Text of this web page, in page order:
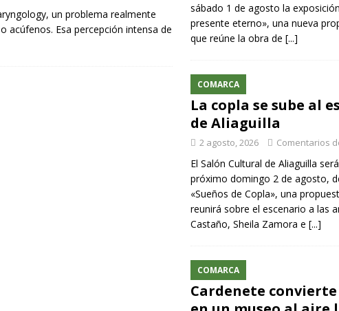
un problema realmente
acúfenos. Esa percepción intensa de
sábado 1 de agosto la
presente eterno», una nueva
que reúne la obra de [...]
COMARCA
La copla se sube al
de Aliaguilla
2 agosto, 2026 Comentarios
El Salón Cultural de Aliaguilla
próximo domingo 2 de agosto,
«Sueños de Copla», una
reunirá sobre el escenario a las
Castaño, Sheila Zamora e [...]
COMARCA
Cardenete convierte